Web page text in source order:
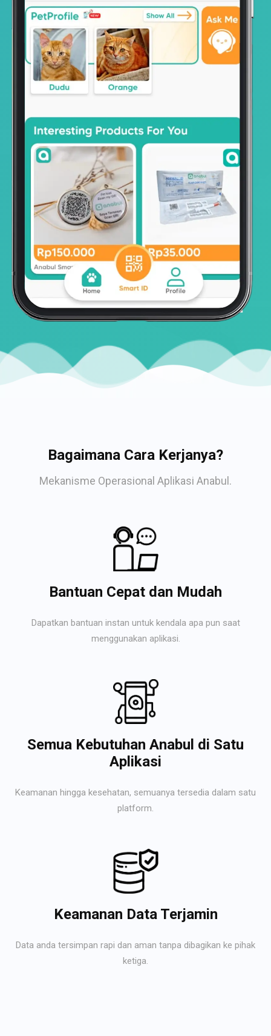
Bagaimana Cara Kerjanya?
Mekanisme Operasional Aplikasi Anabul.
Bantuan Cepat dan Mudah
Dapatkan bantuan instan untuk kendala apa pun saat
menggunakan aplikasi.
Semua Kebutuhan Anabul di Satu
Aplikasi
Keamanan hingga kesehatan, semuanya tersedia dalam satu
platform.
Keamanan Data Terjamin
Data anda tersimpan rapi dan aman tanpa dibagikan ke pihak
ketiga.